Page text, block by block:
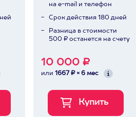
на e-mail и телефон
Срок действия 180 дней
Разница в стоимости
500 ₽ останется на счету
10 000 ₽
или 1667 ₽ × 6 мес